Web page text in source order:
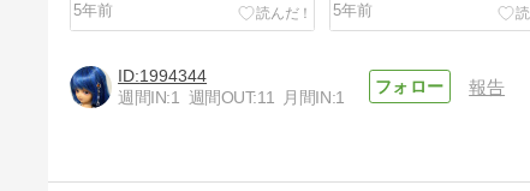
5年前
5年前
1994344
週間IN:1 週間OUT:11 月間IN:1
報告